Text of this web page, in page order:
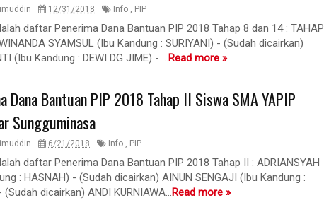
12/31/2018 Info , PIP
daftar Penerima Dana Bantuan PIP 2018 Tahap 8 dan 14 : TAHAP
SYAMSUL (Ibu Kandung : SURIYANI) - (Sudah dicairkan)
(Ibu Kandung : DEWI DG JIME) - ...Read more »
Dana Bantuan PIP 2018 Tahap II Siswa SMA YAPIP
Sungguminasa
6/21/2018 Info , PIP
daftar Penerima Dana Bantuan PIP 2018 Tahap II : ADRIANSYAH
: HASNAH) - (Sudah dicairkan) AINUN SENGAJI (Ibu Kandung :
(Sudah dicairkan) ANDI KURNIAWA...Read more »